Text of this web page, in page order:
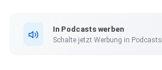
In Podcasts werben
Schalte jetzt Werbung in Podcasts.